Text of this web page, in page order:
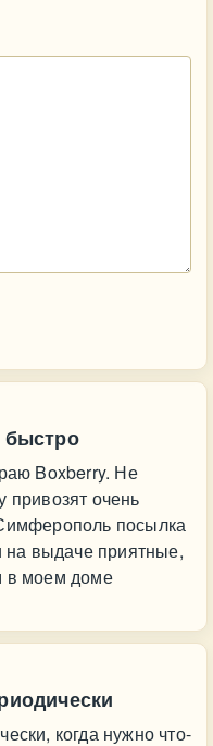
быстро
Boxberry. Не
привозят очень
посылка
на выдаче приятные,
в моем доме
когда нужно что-